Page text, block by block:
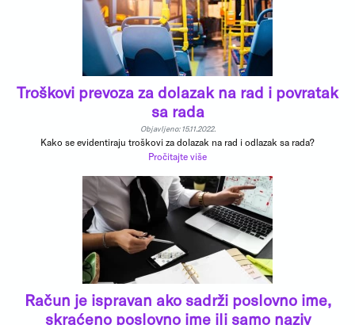
Troškovi prevoza za dolazak na rad i povratak
sa rada
Objavljeno: 15.11.2022.
Kako se evidentiraju troškovi za dolazak na rad i odlazak sa rada?
Pročitajte više
Račun je ispravan ako sadrži poslovno ime,
skraćeno poslovno ime ili samo naziv